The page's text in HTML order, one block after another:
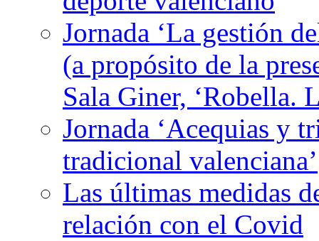
Jornada ‘La gestión
(a propósito de la
Sala Giner, ‘Robella.
Jornada ‘Acequias y
tradicional valenciana’
Las últimas medidas
relación con el Covid